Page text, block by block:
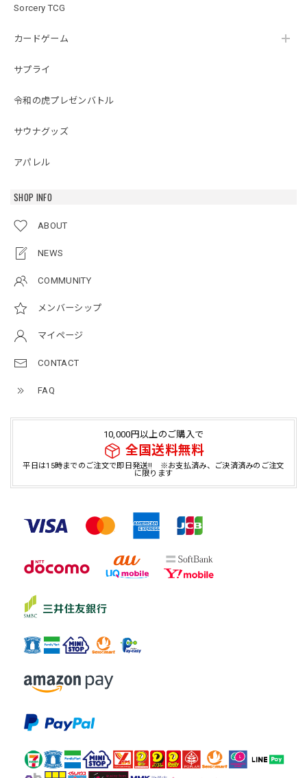
Sorcery TCG
カードゲーム
サプライ
令和の虎プレゼンバトル
サウナグッズ
アパレル
SHOP INFO
ABOUT
NEWS
COMMUNITY
メンバーシップ
マイページ
CONTACT
FAQ
10,000円以上のご購入で
全国送料無料
平日は15時までのご注文で即日発送!! ※お支払済み、ご決済済みのご注文
に限ります